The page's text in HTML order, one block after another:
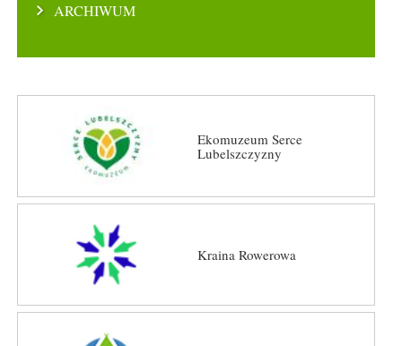
ARCHIWUM
Ekomuzeum Serce
Lubelszczyzny
Kraina Rowerowa